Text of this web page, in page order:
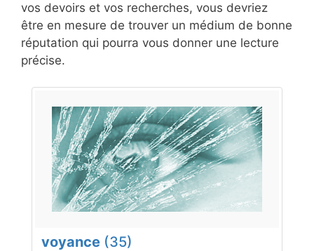
vos devoirs et vos recherches, vous devriez
être en mesure de trouver un médium de bonne
réputation qui pourra vous donner une lecture
précise.
voyance (35)